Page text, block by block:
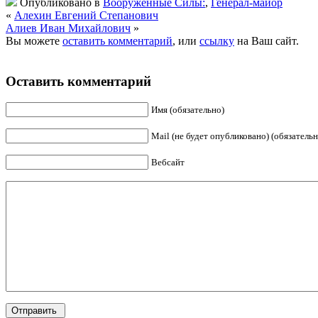
« Алехин Евгений Степанович
Алиев Иван Михайлович »
Вы можете оставить комментарий, или ссылку на Ваш сайт.
Оставить комментарий
Имя (обязательно)
Mail (не будет опубликовано)
Вебсайт